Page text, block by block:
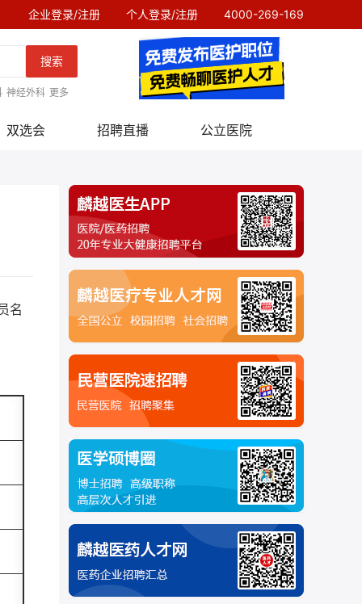
企业登录/注册 个人登录/注册 4000-269-169
搜索
神经外科 更多
双选会 招聘直播 公立医院
名